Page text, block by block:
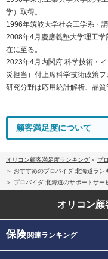
学）取得。
1996年筑波大学社会工学系・
2008年4月慶應義塾大学理工
在に至る。
2023年4月内閣府 科学技術・
災担当）付上席科学技術政策フ
研究分野は応用統計解析、品質
顧客満足度について
オリコン顧客満足度ランキング
プ
おすすめのプロバイダ 北海道ラン
プロバイダ 北海道のサポートサー
オリコン顧
保険関連ランキング